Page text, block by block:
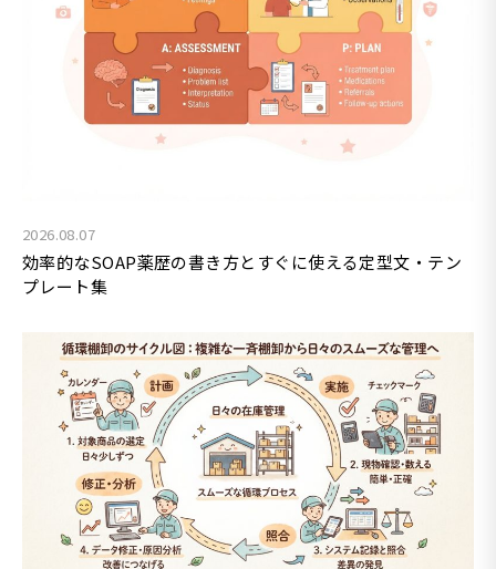
2026.08.07
効率的なSOAP薬歴の書き方とすぐに使える定型文・テン
プレート集